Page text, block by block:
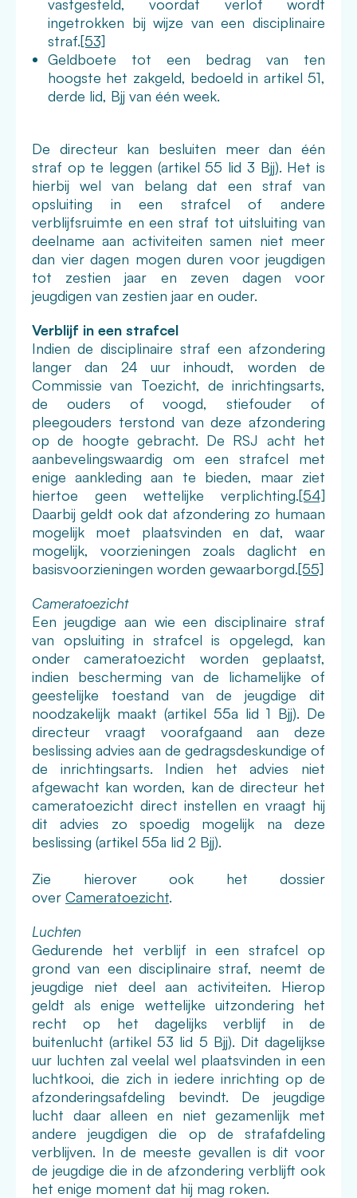
vastgesteld, voordat verlof wordt
ingetrokken bij wijze van een disciplinaire
straf.[53]
Geldboete tot een bedrag van ten
hoogste het zakgeld, bedoeld in artikel 51,
derde lid, Bjj van één week.
De directeur kan besluiten meer dan één
straf op te leggen (artikel 55 lid 3 Bjj). Het is
hierbij wel van belang dat een straf van
opsluiting in een strafcel of andere
verblijfsruimte en een straf tot uitsluiting van
deelname aan activiteiten samen niet meer
dan vier dagen mogen duren voor jeugdigen
tot zestien jaar en zeven dagen voor
jeugdigen van zestien jaar en ouder.
Verblijf in een strafcel
Indien de disciplinaire straf een afzondering
langer dan 24 uur inhoudt, worden de
Commissie van Toezicht, de inrichtingsarts,
de ouders of voogd, stiefouder of
pleegouders terstond van deze afzondering
op de hoogte gebracht. De RSJ acht het
aanbevelingswaardig om een strafcel met
enige aankleding aan te bieden, maar ziet
hiertoe geen wettelijke verplichting.[54]
Daarbij geldt ook dat afzondering zo humaan
mogelijk moet plaatsvinden en dat, waar
mogelijk, voorzieningen zoals daglicht en
basisvoorzieningen worden gewaarborgd.[55]
Cameratoezicht
Een jeugdige aan wie een disciplinaire straf
van opsluiting in strafcel is opgelegd, kan
onder cameratoezicht worden geplaatst,
indien bescherming van de lichamelijke of
geestelijke toestand van de jeugdige dit
noodzakelijk maakt (artikel 55a lid 1 Bjj). De
directeur vraagt voorafgaand aan deze
beslissing advies aan de gedragsdeskundige of
de inrichtingsarts. Indien het advies niet
afgewacht kan worden, kan de directeur het
cameratoezicht direct instellen en vraagt hij
dit advies zo spoedig mogelijk na deze
beslissing (artikel 55a lid 2 Bjj).
Zie hierover ook het dossier
over Cameratoezicht.
Luchten
Gedurende het verblijf in een strafcel op
grond van een disciplinaire straf, neemt de
jeugdige niet deel aan activiteiten. Hierop
geldt als enige wettelijke uitzondering het
recht op het dagelijks verblijf in de
buitenlucht (artikel 53 lid 5 Bjj). Dit dagelijkse
uur luchten zal veelal wel plaatsvinden in een
luchtkooi, die zich in iedere inrichting op de
afzonderingsafdeling bevindt. De jeugdige
lucht daar alleen en niet gezamenlijk met
andere jeugdigen die op de strafafdeling
verblijven. In de meeste gevallen is dit voor
de jeugdige die in de afzondering verblijft ook
het enige moment dat hij mag roken.